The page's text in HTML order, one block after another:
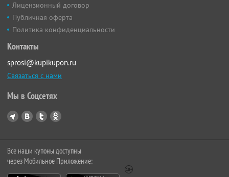
Лицензионный договор
Публичная оферта
Политика конфиденциальности
Контакты
sprosi@kupikupon.ru
Связаться с нами
Мы в Соцсетях
Все наши купоны доступны
через Мобильное Приложение: